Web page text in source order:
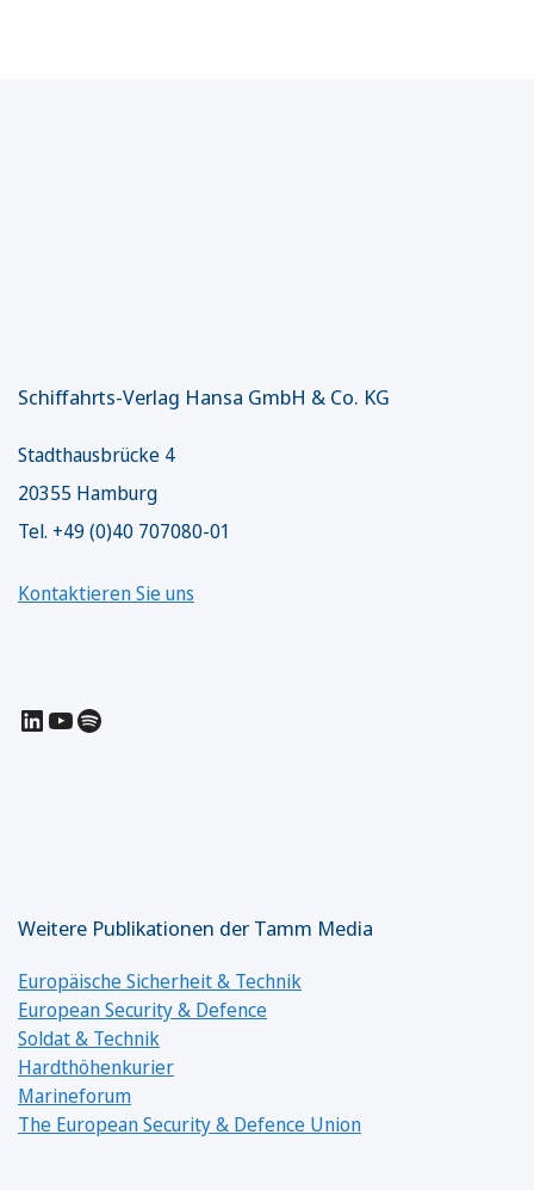
Schiffahrts-Verlag Hansa GmbH & Co. KG
Stadthausbrücke 4
20355 Hamburg
Tel. +49 (0)40 707080-01
Kontaktieren Sie uns
LinkedIn
YouTube
Spotify
Weitere Publikationen der Tamm Media
Europäische Sicherheit & Technik
European Security & Defence
Soldat & Technik
Hardthöhenkurier
Marineforum
The European Security & Defence Union